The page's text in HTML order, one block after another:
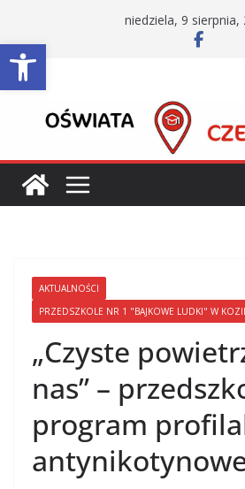
Otwórz pasek
treści
niedziela, 9 sierpnia,
AKTUALNOŚCI
PRZEDSZKOLE NR 1 "BAJKOWE LUDKI" W
„Czyste
nas” –
program